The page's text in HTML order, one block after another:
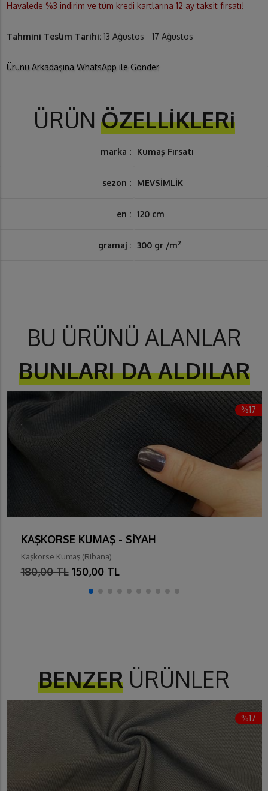
Havalede %3 indirim ve tüm kredi kartlarına 12 ay taksit fırsatı!
Tahmini Teslim Tarihi: 13 Ağustos - 17 Ağustos
Ürünü Arkadaşına WhatsApp ile Gönder
ÜRÜN ÖZELLİKLERi
marka : Kumaş Fırsatı
sezon : MEVSİMLİK
en : 120 cm
gramaj : 300 gr /m2
BU ÜRÜNÜ ALANLAR
BUNLARI DA ALDILAR
%17
KAŞKORSE KUMAŞ - SİYAH
Kaşkorse Kumaş (Ribana)
180,00 TL 150,00 TL
BENZER ÜRÜNLER
%17